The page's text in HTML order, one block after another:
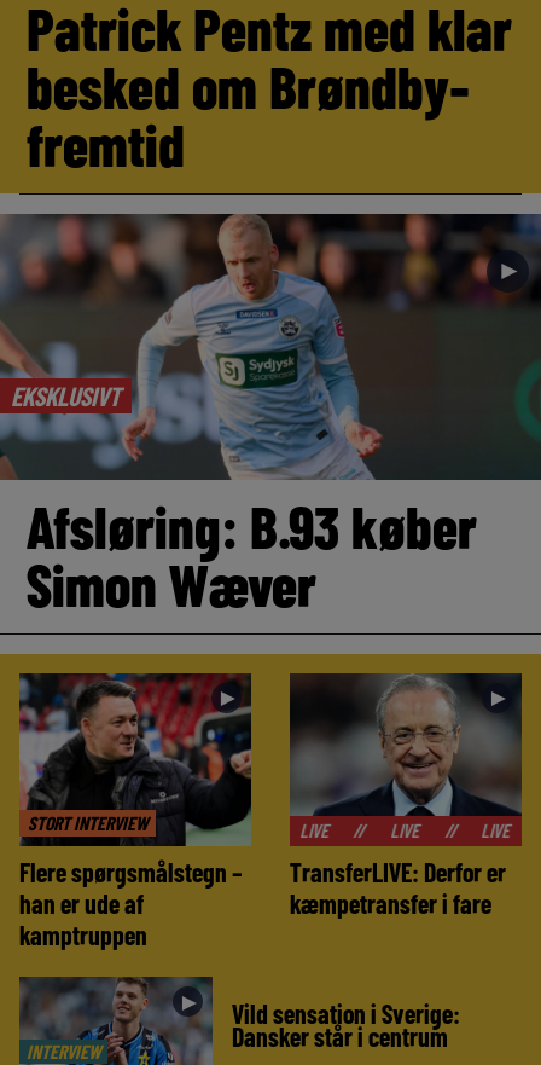
Patrick Pentz med klar
besked om Brøndby-
fremtid
EKSKLUSIVT
►
Afsløring: B.93 køber
Simon Wæver
STORT INTERVIEW
►
Flere spørgsmålstegn –
han er ude af
kamptruppen
►
// LIVE LIVE LIVE LIVE
TransferLIVE: Derfor er
kæmpetransfer i fare
INTERVIEW
► Vild sensation i Sverige:
Dansker står i centrum